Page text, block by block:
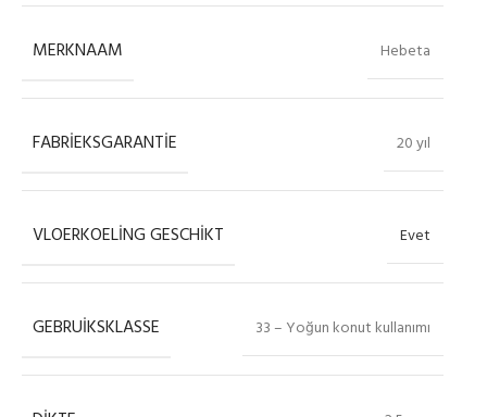
MERKNAAM Hebeta
FABRIEKSGARANTIE 20 yıl
VLOERKOELING GESCHIKT Evet
GEBRUIKSKLASSE 33 – Yoğun konut kullanımı